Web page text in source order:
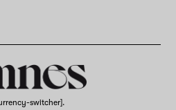
switcher].